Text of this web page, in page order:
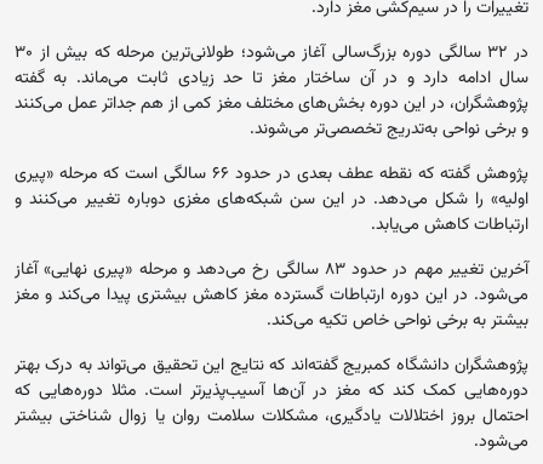
تغییرات را در سیم‌کشی مغز دارد.
در ۳۲ سالگی دوره بزرگ‌سالی آغاز می‌شود؛ طولانی‌ترین مرحله که بیش از ۳۰
سال ادامه دارد و در آن ساختار مغز تا حد زیادی ثابت می‌ماند. به گفته
پژوهشگران، در این دوره بخش‌های مختلف مغز کمی از هم جدا‌تر عمل می‌کنند
و برخی نواحی به‌تدریج تخصصی‌تر می‌شوند.
پژوهش گفته که نقطه عطف بعدی در حدود ۶۶ سالگی است که مرحله «پیری
اولیه» را شکل می‌دهد. در این سن شبکه‌های مغزی دوباره تغییر می‌کنند و
ارتباطات کاهش می‌یابد.
آخرین تغییر مهم در حدود ۸۳ سالگی رخ می‌دهد و مرحله «پیری نهایی» آغاز
می‌شود. در این دوره ارتباطات گسترده مغز کاهش بیشتری پیدا می‌کند و مغز
بیشتر به برخی نواحی خاص تکیه می‌کند.
پژوهشگران دانشگاه کمبریج گفته‌اند که نتایج این تحقیق می‌تواند به درک بهتر
دوره‌هایی کمک کند که مغز در آن‌ها آسیب‌پذیرتر است. مثلا دوره‌هایی که
احتمال بروز اختلالات یادگیری، مشکلات سلامت روان یا زوال شناختی بیشتر
می‌شود.